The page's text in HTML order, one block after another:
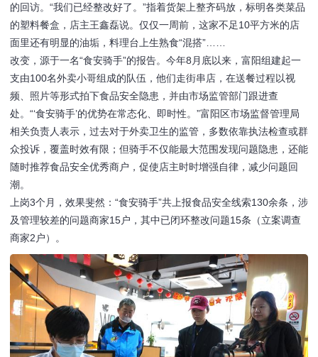
的回访。“我们已经整改好了。”指着货架上整齐码放，标明各类菜品
的塑料餐盒，店主王鑫磊说。仅仅一周前，这家不足10平方米的店
面里还有明显的油垢，料理台上生熟食“混搭”……
改变，源于一名“食安骑手”的报告。今年8月底以来，富阳组建起一
支由100名外卖小哥组成的队伍，他们走街串店，在送餐过程以视
频、照片等形式拍下食品安全隐患，并由市场监管部门跟进查
处。“‘食安骑手’的优势在常态化、即时性。”富阳区市场监督管理局
相关负责人表示，过去对于外卖卫生的监管，多数依靠执法检查或群
众投诉，覆盖时效有限；但骑手不仅能最大范围发现问题隐患，还能
随时推荐食品安全优秀商户，促使店主时时增强自律，减少问题回
潮。
上岗3个月，效果斐然：“食安骑手”共上报食品安全线索130余条，涉
及管理较差的问题商家15户，其中已闭环整改问题15条（立案调查
商家2户）。